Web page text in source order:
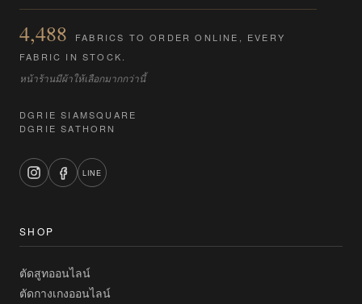
4,488
FABRICS TO ORDER ONLINE, EVERY
FABRIC IN STOCK.
หน้าร้านมีผ้าให้เลือกมากกว่านี้
DGRIE SIAMSQUARE
DGRIE SATHORN
LINE
SHOP
ตัดสูทออนไลน์
ตัดกางเกงออนไลน์